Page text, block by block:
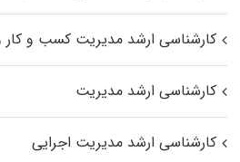
کارشناسی ارشد مدیریت کسب و کار
کارشناسی ارشد مدیریت
کارشناسی ارشد مدیریت اجرایی